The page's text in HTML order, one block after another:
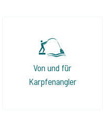
Von und für
Karpfenangler